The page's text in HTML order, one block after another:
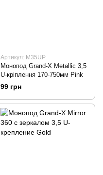
Артикул: M35UP
Монопод Grand-X Metallic 3,5
U-кріплення 170-750мм Pink
99 грн